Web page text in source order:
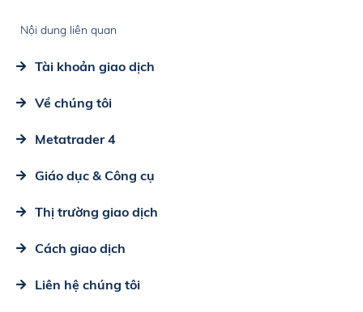
Nội dung liên quan
Tài khoản giao dịch
Về chúng tôi
Metatrader 4
Giáo dục & Công cụ
Thị trường giao dịch
Cách giao dịch
Liên hệ chúng tôi